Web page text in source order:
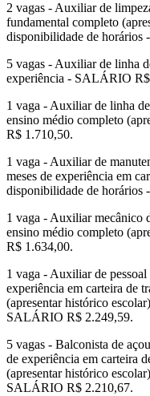
2 vagas - Auxiliar de
fundamental completo
disponibilidade de
5 vagas - Auxiliar de linha
experiência - SALÁRIO
1 vaga - Auxiliar de linha
ensino médio completo
R$ 1.710,50.
1 vaga - Auxiliar de
meses de experiência em
disponibilidade de
1 vaga - Auxiliar mecânico
ensino médio completo
R$ 1.634,00.
1 vaga - Auxiliar de
experiência em carteira de
(apresentar histórico
SALÁRIO R$ 2.249,59.
5 vagas - Balconista de
de experiência em carteira
(apresentar histórico
SALÁRIO R$ 2.210,67.